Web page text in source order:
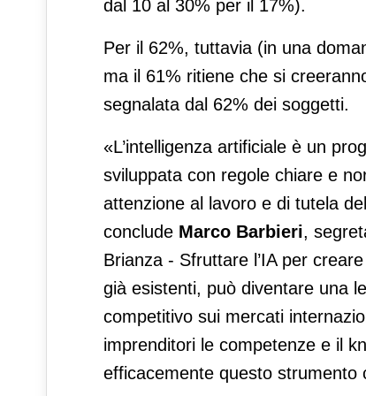
dal 10 al 30% per il 17%).
Per il 62%, tuttavia (in una
ma il 61% ritiene che si
segnalata dal 62% dei soggetti.
«L’intelligenza artificiale è un
sviluppata con regole chiare e
attenzione al lavoro e di tutela
conclude Marco Barbieri,
Brianza - Sfruttare l’IA per
già esistenti, può diventare una
competitivo sui mercati
imprenditori le competenze e il
efficacemente questo strumento